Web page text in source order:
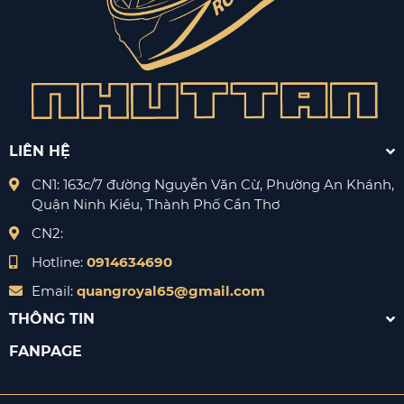
LIÊN HỆ
CN1: 163c/7 đường Nguyễn Văn Cừ, Phường An Khánh,
Quận Ninh Kiều, Thành Phố Cần Thơ
CN2:
Hotline: 0914634690
Email: quangroyal65@gmail.com
THÔNG TIN
FANPAGE